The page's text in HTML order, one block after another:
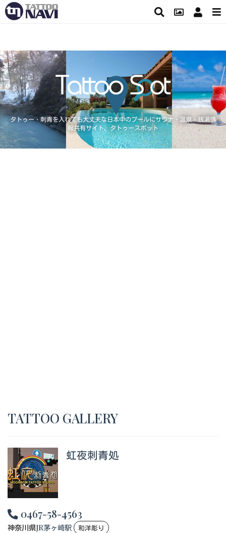
タトゥー・刺青を入れても大丈夫な日本中のプールにサウナ・温泉・銭湯情
報共有サイト、タトゥースポット
TATTOO GALLERY
虹夜刺青処
0467-58-4563
神奈川県JR茅ヶ崎駅 和洋彫り